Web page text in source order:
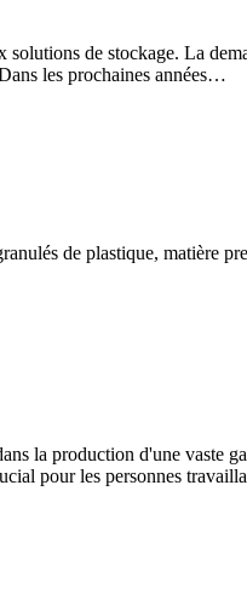
de stockage. La
les prochaines années…
de plastique, matière
la production d'une vaste
pour les personnes